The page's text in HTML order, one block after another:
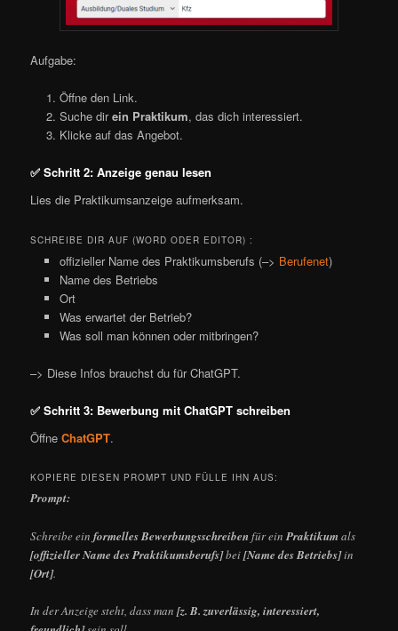
Aufgabe:
Öffne den Link.
Suche direin Praktikum, das dich interessiert.
Klicke auf das Angebot.
✅ Schritt 2: Anzeige genau lesen
Lies die Praktikumsanzeige aufmerksam.
SCHREIBE DIR AUF (WORD ODER EDITOR) :
offizieller Name des Praktikumsberufs (–> Berufenet)
Name des Betriebs
Ort
Was erwartet der Betrieb?
Was soll man können oder mitbringen?
–> Diese Infos brauchst du für ChatGPT.
✅ Schritt 3: Bewerbung mit ChatGPT schreiben
ÖffneChatGPT.
KOPIERE DIESEN PROMPT UND FÜLLE IHN AUS:
Prompt:
Schreibe einformelles Bewerbungsschreibenfür einPraktikum als
[offizieller Name des Praktikumsberufs]bei[Name des Betriebs]in
[Ort].
In der Anzeige steht, dass man[z. B. zuverlässig, interessiert,